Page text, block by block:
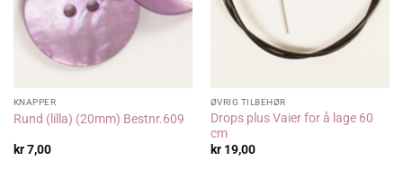
KNAPPER
Rund (lilla) (20mm) Bestnr.609
kr7,00
ØVRIG TILBEHØR
Drops plus Vaier for å lage 60
cm
kr19,00